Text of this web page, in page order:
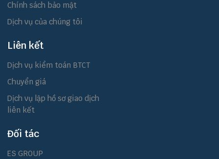
Chính sách bảo mật
Dịch vụ của chúng tôi
Liên kết
Dịch vụ kiểm toán BTCT
Chuyển giá
Dịch vụ lập hồ sơ giao dịch
liên kết
Đối tác
ES GROUP